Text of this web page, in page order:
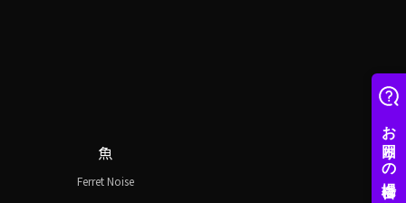
魚
Ferret Noise